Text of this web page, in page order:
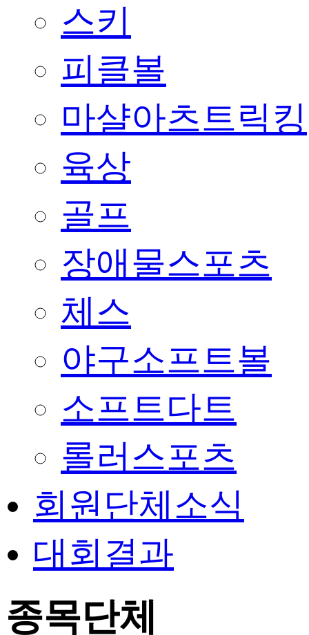
스키
피클볼
마샬아츠트릭킹
육상
골프
장애물스포츠
체스
야구소프트볼
소프트다트
롤러스포츠
회원단체소식
대회결과
종목단체